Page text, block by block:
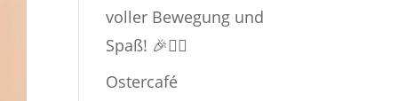
voller Bewegung und
Spaß! 🎉🏃‍♂️
Ostercafé